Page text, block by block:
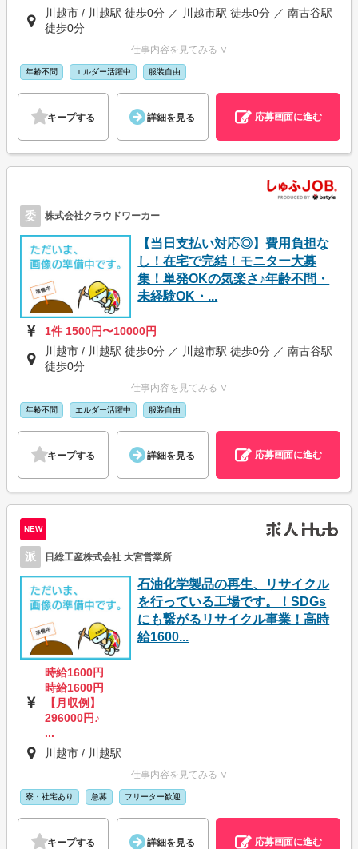
川越市 / 川越駅 徒歩0分 ／ 川越市駅 徒歩0分 ／ 南古谷駅
徒歩0分
仕事内容を見てみる ∨
年齢不問 エルダー活躍中 服装自由
キープする 詳細を見る 応募画面に進む
委 株式会社クラウドワーカー
【当日支払い対応◎】費用負担な
し！在宅で完結！モニター大募
集！単発OKの気楽さ♪年齢不問・
未経験OK・...
1件 1500円〜10000円
川越市 / 川越駅 徒歩0分 ／ 川越市駅 徒歩0分 ／ 南古谷駅
徒歩0分
仕事内容を見てみる ∨
年齢不問 エルダー活躍中 服装自由
キープする 詳細を見る 応募画面に進む
NEW
派 日総工産株式会社 大宮営業所
石油化学製品の再生、リサイクル
を行っている工場です。！SDGs
にも繋がるリサイクル事業！高時
給1600...
時給1600円
時給1600円
【月収例】
296000円♪
...
川越市 / 川越駅
仕事内容を見てみる ∨
寮・社宅あり 急募 フリーター歓迎
キープする 詳細を見る 応募画面に進む